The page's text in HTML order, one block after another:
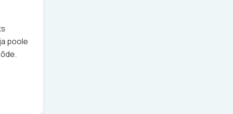
poole